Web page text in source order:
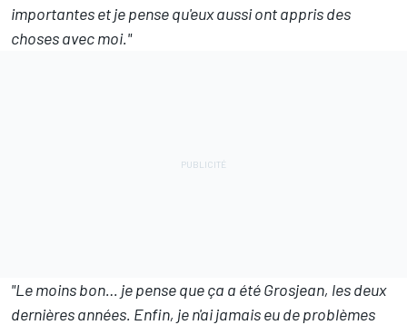
importantes et je pense qu'eux aussi ont appris des
choses avec moi."
"Le moins bon… je pense que ça a été Grosjean, les deux
dernières années. Enfin, je n'ai jamais eu de problèmes